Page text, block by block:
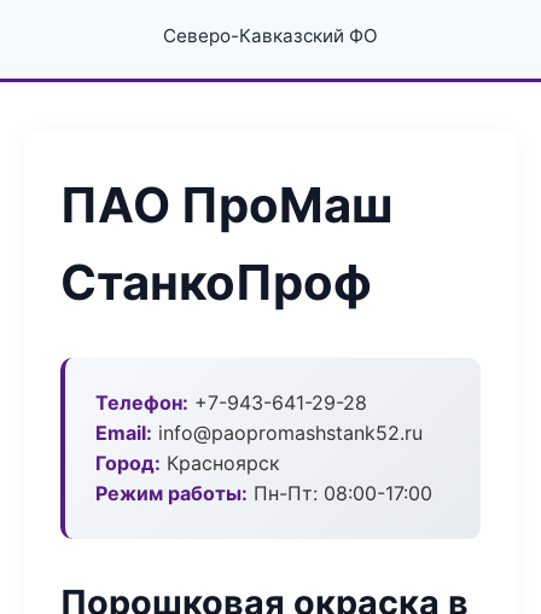
Северо-Кавказский ФО
ПАО ПроМаш
СтанкоПроф
Телефон: +7-943-641-29-28
Email: info@paopromashstank52.ru
Город: Красноярск
Режим работы: Пн-Пт: 08:00-17:00
Порошковая окраска в